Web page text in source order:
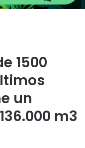
1500
un
m3